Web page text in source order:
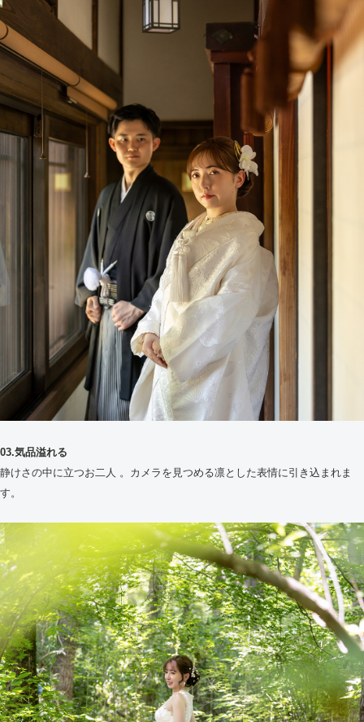
03.気品溢れる
静けさの中に立つお二人 。カメラを見つめる凛とした表情に引き込まれま
す。